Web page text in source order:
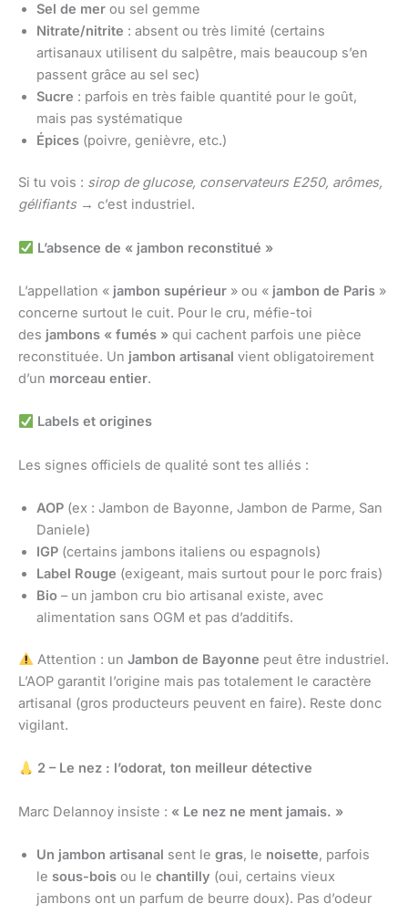
Sel de mer ou sel gemme
Nitrate/nitrite : absent ou très limité (certains
artisanaux utilisent du salpêtre, mais beaucoup s’en
passent grâce au sel sec)
Sucre : parfois en très faible quantité pour le goût,
mais pas systématique
Épices (poivre, genièvre, etc.)
Si tu vois : sirop de glucose, conservateurs E250, arômes,
gélifiants→ c’est industriel.
L’absence de « jambon reconstitué »
L’appellation « jambon supérieur » ou « jambon de Paris »
concerne surtout le cuit. Pour le cru, méfie-toi
des jambons « fumés » qui cachent parfois une pièce
reconstituée. Un jambon artisanal vient obligatoirement
d’un morceau entier.
Labels et origines
Les signes officiels de qualité sont tes alliés :
AOP (ex : Jambon de Bayonne, Jambon de Parme, San
Daniele)
IGP (certains jambons italiens ou espagnols)
Label Rouge (exigeant, mais surtout pour le porc frais)
Bio – un jambon cru bio artisanal existe, avec
alimentation sans OGM et pas d’additifs.
Attention : un Jambon de Bayonne peut être industriel.
L’AOP garantit l’origine mais pas totalement le caractère
artisanal (gros producteurs peuvent en faire). Reste donc
vigilant.
2 – Le nez : l’odorat, ton meilleur détective
Marc Delannoy insiste : « Le nez ne ment jamais. »
Un jambon artisanal sent le gras, le noisette, parfois
le sous-bois ou le chantilly (oui, certains vieux
jambons ont un parfum de beurre doux). Pas d’odeur